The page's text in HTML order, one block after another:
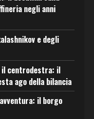
negli anni
e degli
il centrodestra: il
ago della bilancia
il borgo